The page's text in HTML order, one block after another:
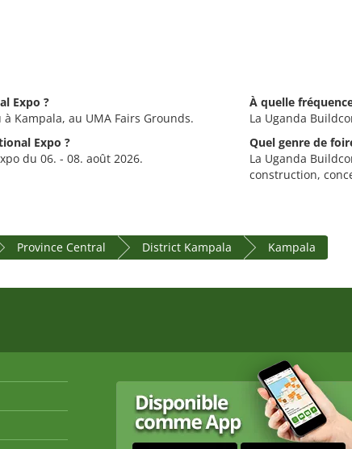
Expo ?
Kampala, au UMA Fairs Grounds.
Expo ?
du 06. - 08. août 2026.
À quelle
La Uganda
Quel genre de
La Uganda
construction,
Province Central District Kampala Kampala